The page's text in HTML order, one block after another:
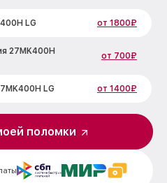
LG от 1800₽
27MK400H
от 700₽
LG от 1400₽
LG от 700₽
от 1900₽
поломки